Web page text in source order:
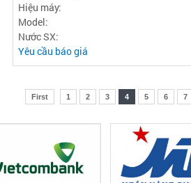
Hiệu máy:
Model:
Nước SX:
Yêu cầu báo giá
First 1 2 3 4 5 6 7